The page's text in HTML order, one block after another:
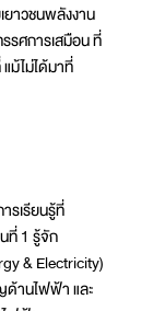
าวชนพลังงาน
รศการเสมือน ที่
ม้ไม่ได้มาที่
รเรียนรู้ที่
ที่ 1 รู้จัก
& Electricity)
ด้านไฟฟ้า และ